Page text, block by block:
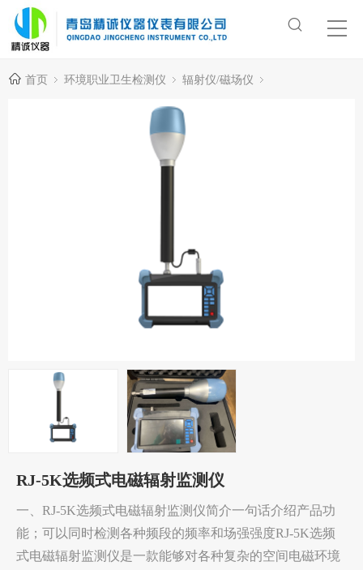
首页 环境职业卫生检测仪 辐射仪/磁场仪
RJ-5K选频式电磁辐射监测仪
一、RJ-5K选频式电磁辐射监测仪简介一句话介绍产品功
能；可以同时检测各种频段的频率和场强强度RJ-5K选频
式电磁辐射监测仪是一款能够对各种复杂的空间电磁环境